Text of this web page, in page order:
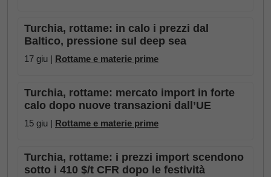
Turchia, rottame: in calo i prezzi dal
Baltico, pressione sul deep sea
17 giu | Rottame e materie prime
Turchia, rottame: mercato import in forte
calo dopo nuove transazioni dall’UE
15 giu | Rottame e materie prime
Turchia, rottame: i prezzi import scendono
sotto i 410 $/t CFR dopo le festività